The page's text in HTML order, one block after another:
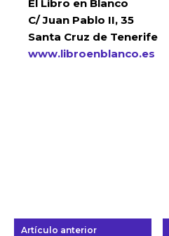
El Libro en Blanco
C/ Juan Pablo II, 35
Santa Cruz de Tenerife
www.libroenblanco.es
Artículo anterior